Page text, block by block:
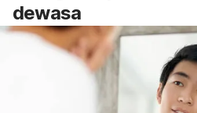
dewasa